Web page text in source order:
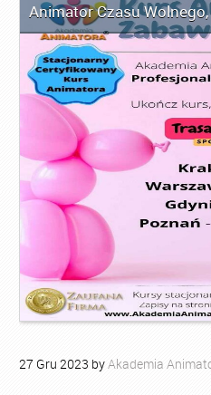
Animator Czasu Wolnego,
27 Gru 2023 byAkademia